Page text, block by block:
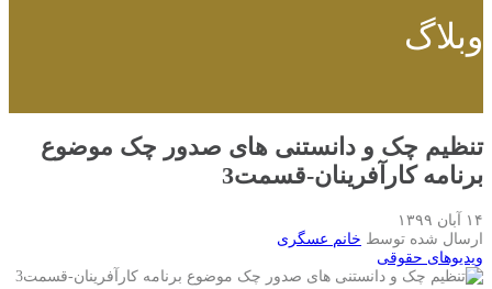
وبلاگ
تنظیم چک و دانستنی های صدور چک موضوع
برنامه کارآفرینان-قسمت3
۱۴ آبان ۱۳۹۹
ارسال شده توسط خانم عسگری
ویدیوهای حقوقی